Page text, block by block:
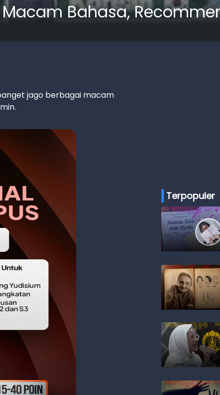
Bahasa,
jago berbagai macam
Terpopuler